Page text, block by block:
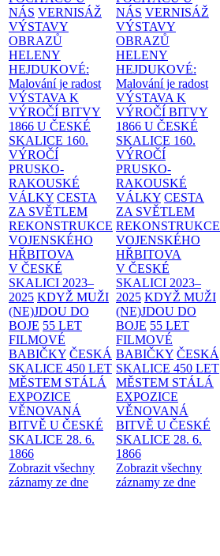
NÁS VERNISÁŽ
VÝSTAVY
OBRAZŮ
HELENY
HEJDUKOVÉ:
Malování je radost
VÝSTAVA K
VÝROČÍ BITVY
1866 U ČESKÉ
SKALICE 160.
VÝROČÍ
PRUSKO-
RAKOUSKÉ
VÁLKY CESTA
ZA SVĚTLEM
REKONSTRUKCE
VOJENSKÉHO
HŘBITOVA
V ČESKÉ
SKALICI 2023–
2025 KDYŽ MUŽI
(NE)JDOU DO
BOJE 55 LET
FILMOVÉ
BABIČKY ČESKÁ
SKALICE 450 LET
MĚSTEM STÁLÁ
EXPOZICE
VĚNOVANÁ
BITVĚ U ČESKÉ
SKALICE 28. 6.
1866
Zobrazit všechny
záznamy ze dne
NÁS VERNISÁŽ
VÝSTAVY
OBRAZŮ
HELENY
HEJDUKOVÉ:
Malování je radost
VÝSTAVA K
VÝROČÍ BITVY
1866 U ČESKÉ
SKALICE 160.
VÝROČÍ
PRUSKO-
RAKOUSKÉ
VÁLKY CESTA
ZA SVĚTLEM
REKONSTRUKCE
VOJENSKÉHO
HŘBITOVA
V ČESKÉ
SKALICI 2023–
2025 KDYŽ MUŽI
(NE)JDOU DO
BOJE 55 LET
FILMOVÉ
BABIČKY ČESKÁ
SKALICE 450 LET
MĚSTEM STÁLÁ
EXPOZICE
VĚNOVANÁ
BITVĚ U ČESKÉ
SKALICE 28. 6.
1866
Zobrazit všechny
záznamy ze dne